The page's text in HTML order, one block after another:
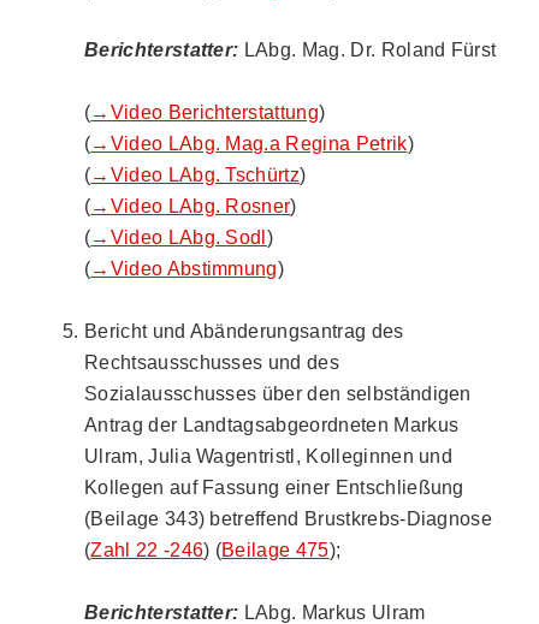
Berichterstatter: LAbg. Mag. Dr. Roland Fürst
(→Video Berichterstattung)
(→Video LAbg. Mag.a Regina Petrik)
(→Video LAbg. Tschürtz)
(→Video LAbg. Rosner)
(→Video LAbg. Sodl )
(→Video Abstimmung)
Bericht und Abänderungsantrag des
Rechtsausschusses und des
Sozialausschusses über den selbständigen
Antrag der Landtagsabgeordneten Markus
Ulram, Julia Wagentristl, Kolleginnen und
Kollegen auf Fassung einer Entschließung
(Beilage 343) betreffend Brustkrebs-Diagnose
(Zahl 22 -246) (Beilage 475);
Berichterstatter: LAbg. Markus Ulram